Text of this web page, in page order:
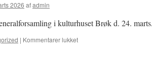
marts
2026 afadmin
i kulturhuset Brøk d. 24.
| Kommentarer lukkettil